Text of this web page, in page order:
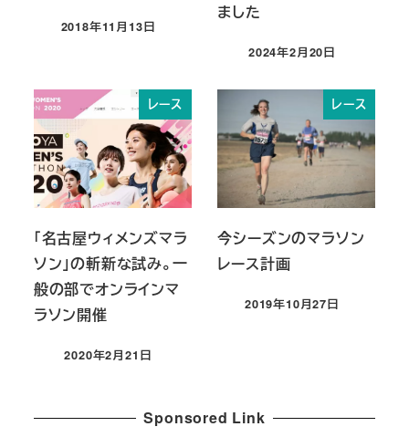
投稿日
2018年11月13日
ました
投稿日
2024年2月20日
レース
「名古屋ウィメンズマラ
ソン」の斬新な試み。一
般の部でオンラインマ
ラソン開催
投稿日
2020年2月21日
レース
今シーズンのマラソン
レース計画
投稿日
2019年10月27日
Sponsored Link